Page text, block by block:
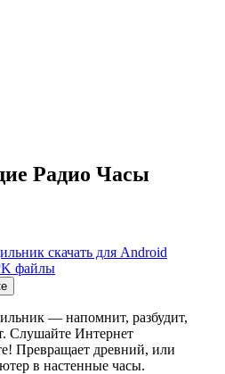
Радио Часы
скачать для Android
файлы
— напомнит, разбудит,
Слушайте Интернет
Превращает древний, или
в настенные часы.